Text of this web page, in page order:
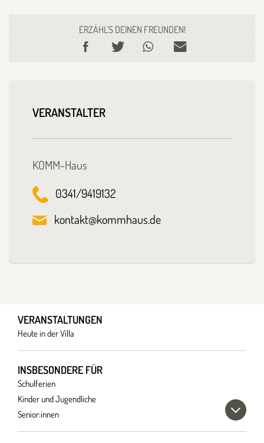
ERZÄHL'S DEINEN FREUNDEN!
VERANSTALTER
KOMM-Haus
0341/9419132
kontakt@kommhaus.de
VERANSTALTUNGEN
Heute in der Villa
INSBESONDERE FÜR
Schulferien
Kinder und Jugendliche
Senior:innen